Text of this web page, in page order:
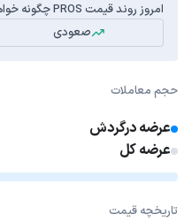
امروز روند قیمت PROS چگونه خواهد بود؟
صعودی
حجم معاملات
عرضه درگردش
عرضه کل
تاریخچه قیمت